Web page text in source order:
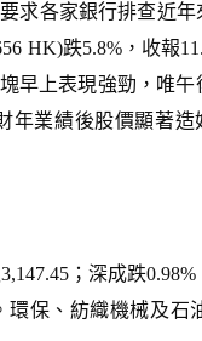
求各家銀行排查近
HK)跌5.8%，收報
早上表現強勁，唯
年業績後股價顯著造
；深成跌
環保、紡織機械及